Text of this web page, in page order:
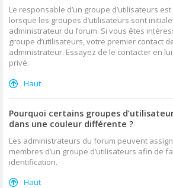
Le responsable d’un groupe d’utilisateurs
lorsque les groupes d’utilisateurs sont
administrateur du forum. Si vous êtes
groupe d’utilisateurs, votre premier contact
administrateur. Essayez de le contacter en
privé.
Haut
Pourquoi certains groupes
dans une couleur différente ?
Les administrateurs du forum peuvent
membres d’un groupe d’utilisateurs afin de
identification.
Haut